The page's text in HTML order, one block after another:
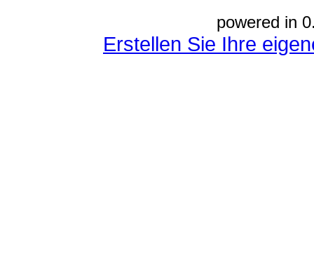
powered in
Erstellen Sie Ihre